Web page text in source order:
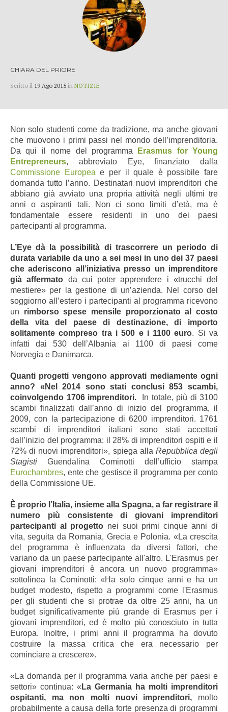
CHIARA DEL PRIORE
Scritto il 19 Ago 2015 in NOTIZIE
Non solo studenti come da tradizione, ma anche giovani
che muovono i primi passi nel mondo dell’imprenditoria.
Da qui il nome del programma
Erasmus for Young
Entrepreneurs, abbreviato Eye, finanziato dalla
Commissione Europea e per il quale è possibile fare
domanda tutto l’anno. Destinatari nuovi imprenditori che
abbiano già avviato una propria attività negli ultimi tre
anni o aspiranti tali. Non ci sono limiti d’età, ma è
fondamentale essere residenti in uno dei paesi
partecipanti al programma.
L’Eye dà la possibilità di trascorrere un periodo di
durata variabile da uno a sei mesi in uno dei 37 paesi
che aderiscono all’iniziativa presso un imprenditore
già affermato da cui poter apprendere i «trucchi del
mestiere» per la gestione di un’azienda. Nel corso del
soggiorno all’estero i partecipanti al programma ricevono
un rimborso spese mensile proporzionato al costo
della vita del paese di destinazione, di importo
solitamente compreso tra i 500 e i 1100 euro. Si va
infatti dai 530 dell’Albania ai 1100 di paesi come
Norvegia e Danimarca.
Quanti progetti vengono approvati mediamente ogni
anno? «Nel 2014 sono stati conclusi 853 scambi,
coinvolgendo 1706 imprenditori. In totale, più di 3100
scambi finalizzati dall’anno di inizio del programma, il
2009, con la partecipazione di 6200 imprenditori. 1761
scambi di imprenditori italiani sono stati accettati
dall’inizio del programma: il 28% di imprenditori ospiti e il
72% di nuovi imprenditori», spiega alla Repubblica degli
Stagisti Guendalina Cominotti dell’ufficio stampa
Eurochambres, ente che gestisce il programma per conto
della Commissione UE.
È proprio l’Italia, insieme alla Spagna, a far registrare il
numero più consistente di giovani imprenditori
partecipanti al progetto nei suoi primi cinque anni di
vita, seguita da Romania, Grecia e Polonia. « La crescita
del programma è influenzata da diversi fattori, che
variano da un paese partecipante all'altro. L'Erasmus per
giovani imprenditori è ancora un nuovo programma»
sottolinea la Cominotti: «Ha solo cinque anni e ha un
budget modesto, rispetto a programmi come l'Erasmus
per gli studenti che si protrae da oltre 25 anni, ha un
budget significativamente più grande di Erasmus per i
giovani imprenditori, ed è molto più conosciuto in tutta
Europa.
Inoltre, i primi anni il programma ha dovuto
costruire la massa critica che era necessario per
cominciare a crescere».
« La domanda per il programma varia anche per paesi e
settori» continua: « La Germania ha molti imprenditori
ospitanti, ma non molti nuovi imprenditori, molto
probabilmente a causa della forte presenza di programmi